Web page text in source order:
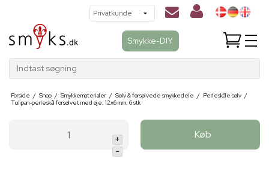
Smykke-DIY
Indtast søgning
Forside / Shop / Smykkematerialer / Sølv & forsølvede smykkedele / Perleskåle sølv /
Tulipan-perleskål forsølvet med øje, 12x6 mm, 6 stk
+
-
Køb